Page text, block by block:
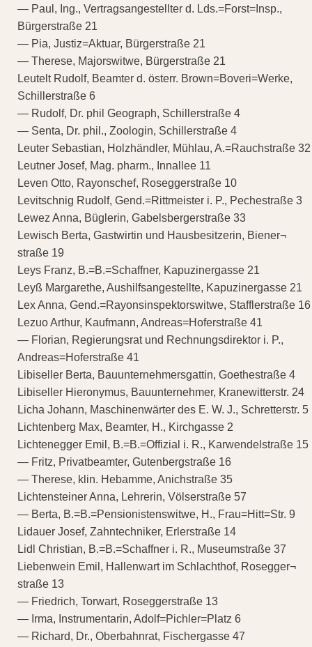
— Paul, Ing., Vertragsangestellter d. Lds.=Forst=Insp.,
Bürgerstraße 21
— Pia, Justiz=Aktuar, Bürgerstraße 21
— Therese, Majorswitwe, Bürgerstraße 21
Leutelt Rudolf, Beamter d. österr. Brown=Boveri=Werke,
Schillerstraße 6
— Rudolf, Dr. phil Geograph, Schillerstraße 4
— Senta, Dr. phil., Zoologin, Schillerstraße 4
Leuter Sebastian, Holzhändler, Mühlau, A.=Rauchstraße 32
Leutner Josef, Mag. pharm., Innallee 11
Leven Otto, Rayonschef, Roseggerstraße 10
Levitschnig Rudolf, Gend.=Rittmeister i. P., Pechestraße 3
Lewez Anna, Büglerin, Gabelsbergerstraße 33
Lewisch Berta, Gastwirtin und Hausbesitzerin, Biener¬
straße 19
Leys Franz, B.=B.=Schaffner, Kapuzinergasse 21
Leyß Margarethe, Aushilfsangestellte, Kapuzinergasse 21
Lex Anna, Gend.=Rayonsinspektorswitwe, Stafflerstraße 16
Lezuo Arthur, Kaufmann, Andreas=Hoferstraße 41
— Florian, Regierungsrat und Rechnungsdirektor i. P.,
Andreas=Hoferstraße 41
Libiseller Berta, Bauunternehmersgattin, Goethestraße 4
Libiseller Hieronymus, Bauunternehmer, Kranewitterstr. 24
Licha Johann, Maschinenwärter des E. W. J., Schretterstr. 5
Lichtenberg Max, Beamter, H., Kirchgasse 2
Lichtenegger Emil, B.=B.=Offizial i. R., Karwendelstraße 15
— Fritz, Privatbeamter, Gutenbergstraße 16
— Therese, klin. Hebamme, Anichstraße 35
Lichtensteiner Anna, Lehrerin, Völserstraße 57
— Berta, B.=B.=Pensionistenswitwe, H., Frau=Hitt=Str. 9
Lidauer Josef, Zahntechniker, Erlerstraße 14
Lidl Christian, B.=B.=Schaffner i. R., Museumstraße 37
Liebenwein Emil, Hallenwart im Schlachthof, Rosegger¬
straße 13
— Friedrich, Torwart, Roseggerstraße 13
— Irma, Instrumentarin, Adolf=Pichler=Platz 6
— Richard, Dr., Oberbahnrat, Fischergasse 47